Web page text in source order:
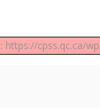
https://cpss.qc.ca/